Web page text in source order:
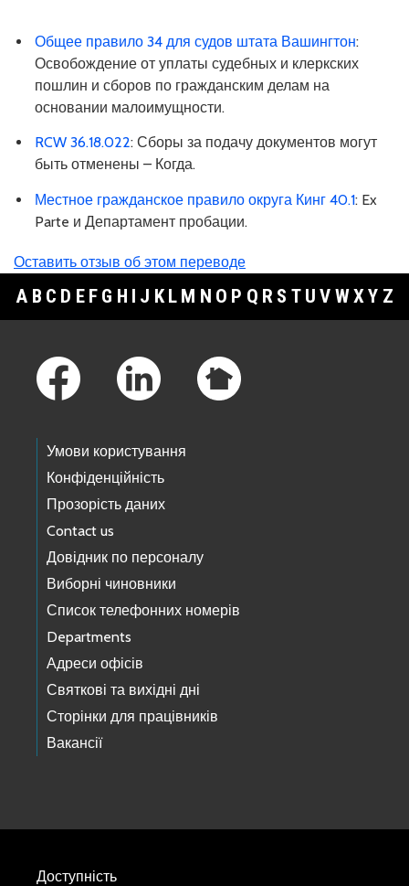
Общее правило 34 для судов штата Вашингтон:
Освобождение от уплаты судебных и клеркских
пошлин и сборов по гражданским делам на
основании малоимущности.
RCW 36.18.022: Сборы за подачу документов могут
быть отменены – Когда.
Местное гражданское правило округа Кинг 40.1: Ex
Parte и Департамент пробации.
Оставить отзыв об этом переводе
A B C D E F G H I J K L M N O P Q R S T U V WXY Z
Умови користування
Конфіденційність
Прозорість даних
Contact us
Довідник по персоналу
Виборні чиновники
Список телефонних номерів
Departments
Адреси офісів
Святкові та вихідні дні
Сторінки для працівників
Вакансії
Доступність